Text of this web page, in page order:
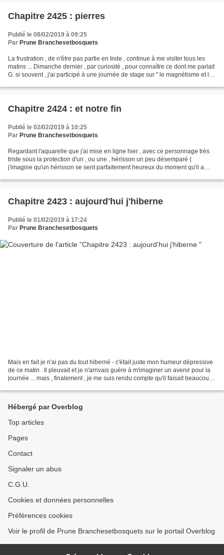
Chapitre 2425 : pierres
Publié le 08/02/2019 à 09:25
Par Prune Branchesetbosquets
La frustration , de n'être pas partie en Inde , continue à me visiter tous les
matins ... Dimanche dernier , par curiosité , pour connaître ce dont me parlait
G. si souvent , j'ai participé à une journée de stage sur " le magnétisme et les
Chapitre 2424 : et notre fin
Publié le 02/02/2019 à 10:25
Par Prune Branchesetbosquets
Regardant l'aquarelle que j'ai mise en ligne hier , avec ce personnage très
triste sous la protection d'un , ou une , hérisson un peu désemparé (
j'imagine qu'un hérisson se sent parfaitement heureux du moment qu'il a
Chapitre 2423 : aujourd'hui j'hiberne
Publié le 01/02/2019 à 17:24
Par Prune Branchesetbosquets
Mais en fait je n'ai pas du tout hiberné - c'était juste mon humeur dépressive
de ce matin . Il pleuvait et je n'arrivais guère à m'imaginer un avenir pour la
journée ... mais , finalement , je me suis rendu compte qu'il faisait beaucoup
Hébergé par Overblog
Top articles
Pages
Contact
Signaler un abus
C.G.U.
Cookies et données personnelles
Préférences cookies
Voir le profil de Prune Branchesetbosquets sur le portail Overblog